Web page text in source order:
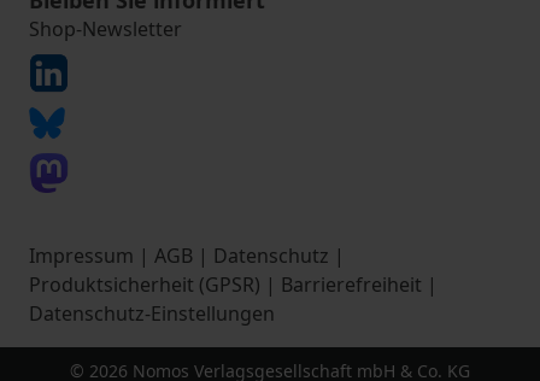
Shop-Newsletter
Impressum | AGB | Datenschutz |
Produktsicherheit (GPSR) | Barrierefreiheit |
Datenschutz-Einstellungen
© 2026 Nomos Verlagsgesellschaft mbH & Co. KG